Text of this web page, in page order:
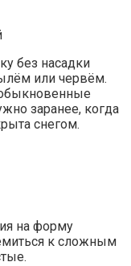
без насадки
или червём.
заранее, когда
снегом.
на форму
к сложным